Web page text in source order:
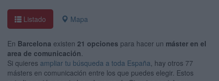
Listado Mapa
En Barcelona existen 21 opciones para hacer un máster en el
area de comunicación.
Si quieres ampliar tu búsqueda a toda España, hay otros 77
másters en comunicación entre los que puedes elegir. Estos